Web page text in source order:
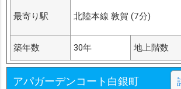
最寄り駅 北陸本線 敦賀 (7分)
築年数 30年 地上階数
アパガーデンコート白銀町